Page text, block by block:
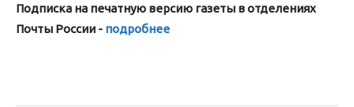
Подписка на печатную версию газеты в отделениях
Почты России - подробнее